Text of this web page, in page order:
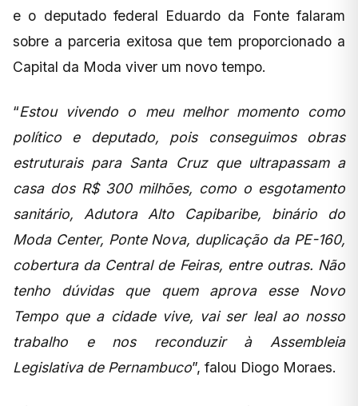
e o deputado federal Eduardo da Fonte falaram
sobre a parceria exitosa que tem proporcionado a
Capital da Moda viver um novo tempo.
“Estou vivendo o meu melhor momento como
político e deputado, pois conseguimos obras
estruturais para Santa Cruz que ultrapassam a
casa dos R$ 300 milhões, como o esgotamento
sanitário, Adutora Alto Capibaribe, binário do
Moda Center, Ponte Nova, duplicação da PE-160,
cobertura da Central de Feiras, entre outras. Não
tenho dúvidas que quem aprova esse Novo
Tempo que a cidade vive, vai ser leal ao nosso
trabalho e nos reconduzir à Assembleia
Legislativa de Pernambuco”, falou Diogo Moraes.